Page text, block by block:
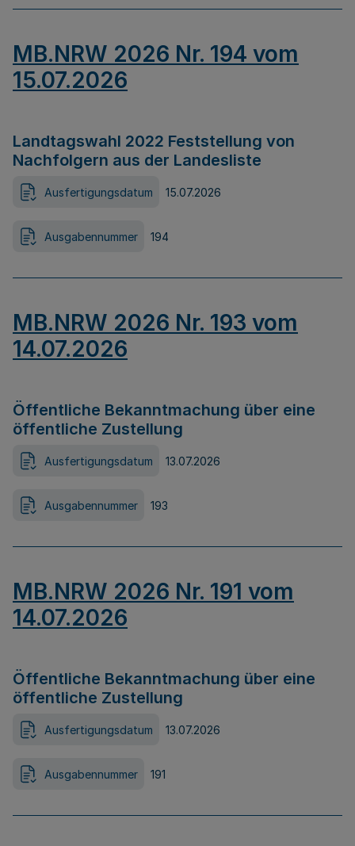
MB.NRW 2026 Nr. 194 vom
15.07.2026
Landtagswahl 2022 Feststellung von
Nachfolgern aus der Landesliste
Ausfertigungsdatum 15.07.2026
Ausgabennummer 194
MB.NRW 2026 Nr. 193 vom
14.07.2026
Öffentliche Bekanntmachung über eine
öffentliche Zustellung
Ausfertigungsdatum 13.07.2026
Ausgabennummer 193
MB.NRW 2026 Nr. 191 vom
14.07.2026
Öffentliche Bekanntmachung über eine
öffentliche Zustellung
Ausfertigungsdatum 13.07.2026
Ausgabennummer 191